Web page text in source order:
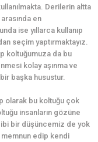
Derilerin altta
en
ise yıllarca kullanıp
seçim yaptırmaktayız.
koltuğumuza da bu
kolay aşınma ve
başka husustur.
olarak bu koltuğu çok
insanların gözüne
bir düşüncemiz de yok
edip kendi